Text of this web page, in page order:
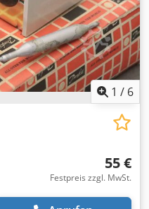
1 / 6
55 €
Festpreis zzgl. MwSt.